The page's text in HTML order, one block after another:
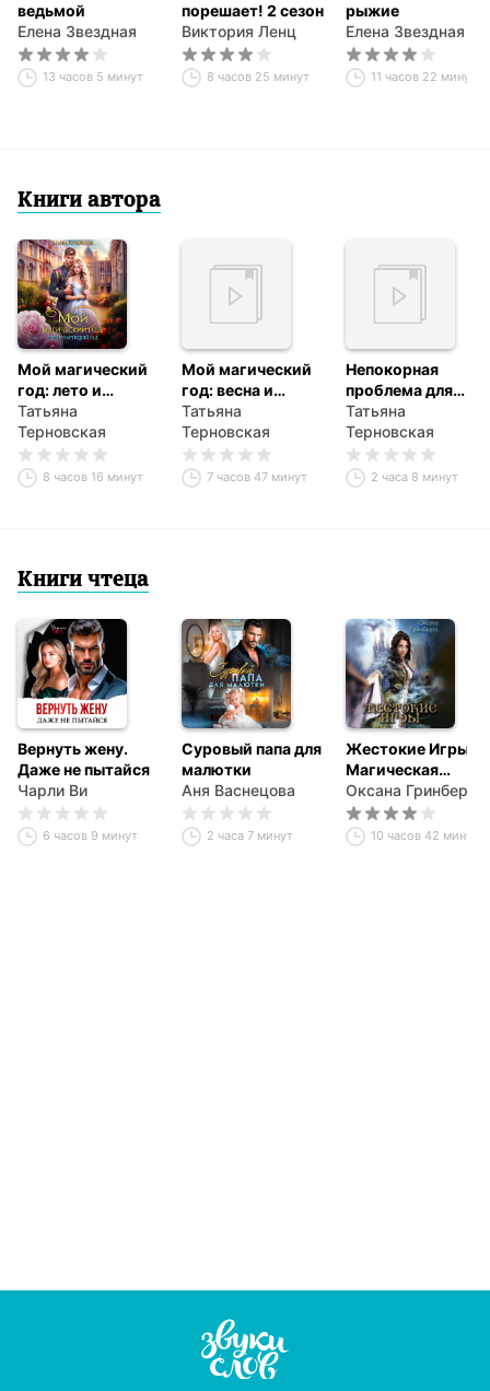
ведьмой
Елена Звездная
13 часов 5 минут
порешает! 2 сезон
Виктория Ленц
8 часов 25 минут
рыжие
Елена Звездная
11 часов 22 минуты
Книги автора
Мой магический
год: лето и
чарующий сад
Татьяна
Терновская
8 часов 16 минут
Мой магический
год: весна и
поющий фарфор
Татьяна
Терновская
7 часов 47 минут
Непокорная
проблема для
золотого дракона
Татьяна
Терновская
2 часа 8 минут
Книги чтеца
Вернуть жену.
Даже не пытайся
Чарли Ви
6 часов 9 минут
Суровый папа для
малютки
Аня Васнецова
2 часа 7 минут
Жестокие Игры.
Магическая
Академия
Оксана Гринберга
10 часов 42 минуты